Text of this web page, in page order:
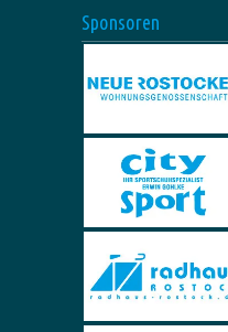
Sponsoren